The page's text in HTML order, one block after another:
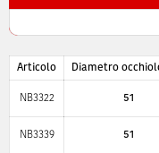
Articolo Diametro
NB3322 51
NB3339 51